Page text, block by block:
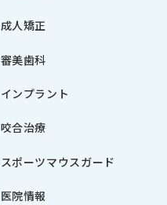
成人矯正
審美歯科
インプラント
咬合治療
スポーツマウスガード
医院情報